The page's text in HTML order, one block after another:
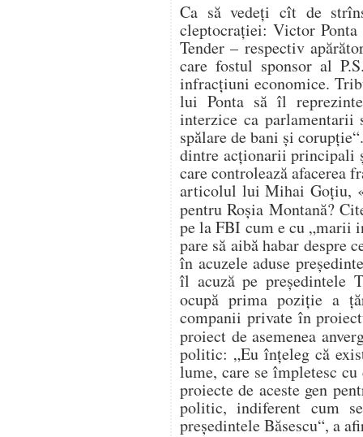
Ca să vedeţi cît de
cleptocraţiei: Victor
Tender – respectiv
care fostul sponsor al
infracţiuni economice.
lui Ponta să îl
interzice ca parlamentarii
spălare de bani şi
dintre acţionarii principali
care controlează afacerea
articolul lui Mihai Goţiu,
pentru Roşia Montană?
pe la FBI cum e cu „marii
pare să aibă habar despre
în acuzele aduse
îl acuză pe preşedintele
ocupă prima poziţie a
companii private în
proiect de asemenea
politic: „Eu înţeleg că
lume, care se împletesc
proiecte de aceste gen
politic, indiferent cum
preşedintele Băsescu“, a